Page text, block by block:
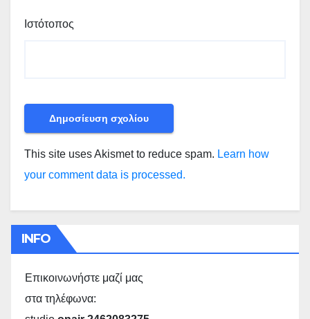
Ιστότοπος
This site uses Akismet to reduce spam. Learn how
your comment data is processed.
INFO
Επικοινωνήστε μαζί μας
στα τηλέφωνα: